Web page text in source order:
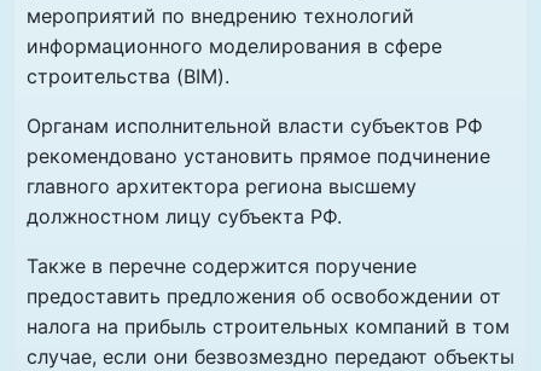
мероприятий по внедрению технологий
информационного моделирования в сфере
строительства (BIM).
Органам исполнительной власти субъектов РФ
рекомендовано установить прямое подчинение
главного архитектора региона высшему
должностном лицу субъекта РФ.
Также в перечне содержится поручение
предоставить предложения об освобождении от
налога на прибыль строительных компаний в том
случае, если они безвозмездно передают объекты